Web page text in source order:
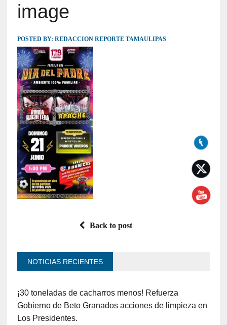
image
POSTED BY: REDACCION REPORTE TAMAULIPAS
Back to post
NOTICIAS RECIENTES
¡30 toneladas de cacharros menos! Refuerza
Gobierno de Beto Granados acciones de limpieza en
Los Presidentes.